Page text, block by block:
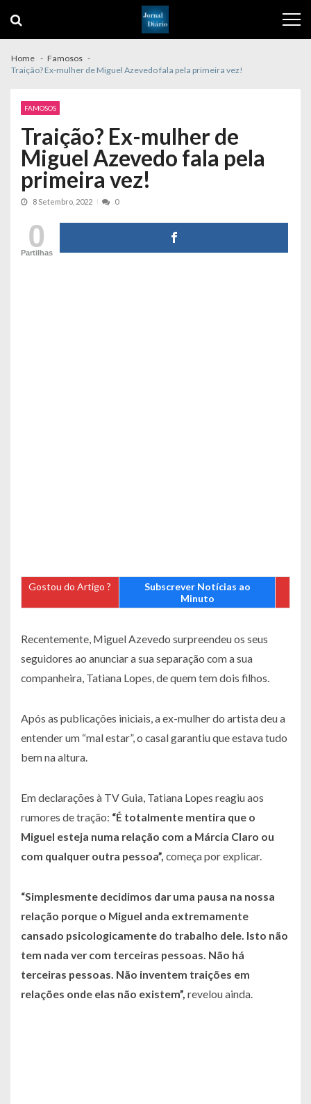
navigation
content
Home
Famosos
Traição? Ex-mulher de Miguel Azevedo fala pela primeira vez!
FAMOSOS
Traição? Ex-mulher de
Miguel Azevedo fala pela
primeira vez!
8 Setembro, 2022 0
0
Partilhas
Gostou do Artigo ?
Subscrever Notícias ao
Minuto
Recentemente, Miguel Azevedo surpreendeu os seus
seguidores ao anunciar a sua separação com a sua
companheira, Tatiana Lopes, de quem tem dois filhos.
Após as publicações iniciais, a ex-mulher do artista deu a
entender um “mal estar”, o casal garantiu que estava tudo
bem na altura.
Em declarações à TV Guia, Tatiana Lopes reagiu aos
rumores de tração: “É totalmente mentira que o
Miguel esteja numa relação com a Márcia Claro ou
com qualquer outra pessoa”, começa por explicar.
“Simplesmente decidimos dar uma pausa na nossa
relação porque o Miguel anda extremamente
cansado psicologicamente do trabalho dele. Isto não
tem nada ver com terceiras pessoas. Não há
terceiras pessoas. Não inventem traições em
relações onde elas não existem”, revelou ainda.